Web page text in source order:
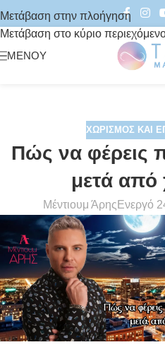
Μετάβαση στην πλοήγηση
Μετάβαση στο κύριο
ΜΕΝΟΎ
ΧΩΡΙΣΜΌΣ ΚΑΙ
Πώς να φέρεις
μετά από
Μέντιουμ Άρης Ενεργό